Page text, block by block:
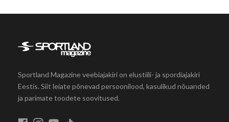
Sportland Magazine veebiajakiri on elustiili- ja spordiajakiri
Eestis. Siit leiate põnevad persoonilood, kasulikud nõuanded
ja parimate toodete soovitused.